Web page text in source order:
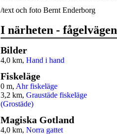
/text och foto Bernt Enderborg
I närheten - fågelvägen
Bilder
4,0 km, Hand i hand
Fiskeläge
0 m, Ahr fiskeläge
3,2 km, Graustäde fiskeläge
(Grostäde)
Magiska Gotland
4,0 km, Norra gattet